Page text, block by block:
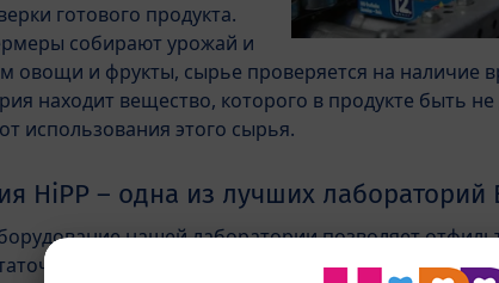
готового продукта.
собирают урожай и
овощи и фрукты, сырье проверяется на наличие
находит вещество, которого в продукте быть
использования этого сырья.
HiPP – одна из лучших лабораторий
нашей лаборатории позволяет
веществ, даже в минимальных